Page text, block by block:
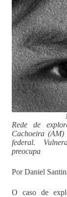
Rede de
Cachoeira (AM)
federal.
preocupa
Por Daniel
O caso de